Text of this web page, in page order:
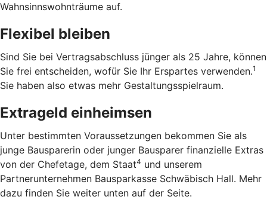
Wahnsinnswohnträume auf.
Flexibel bleiben
Sind Sie bei Vertragsabschluss jünger als 25 Jahre, können
Sie frei entscheiden, wofür Sie Ihr Erspartes verwenden.1
Sie haben also etwas mehr Gestaltungsspielraum.
Extrageld einheimsen
Unter bestimmten Voraussetzungen bekommen Sie als
junge Bausparerin oder junger Bausparer finanzielle Extras
von der Chefetage, dem Staat4 und unserem
Partnerunternehmen Bausparkasse Schwäbisch Hall. Mehr
dazu finden Sie weiter unten auf der Seite.